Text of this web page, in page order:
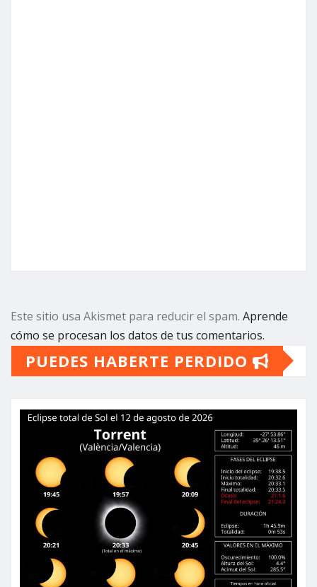
Este sitio usa Akismet para reducir el spam. Aprende
cómo se procesan los datos de tus comentarios.
PUEDES HABERTE PERDIDO